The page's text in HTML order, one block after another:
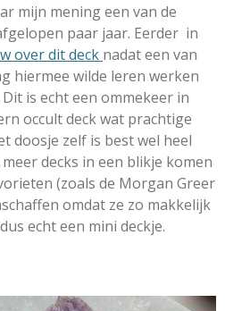
mijn mening een van de
paar jaar. Eerder in
over dit deck nadat een van
hiermee wilde leren werken
is echt een ommekeer in
occult deck wat prachtige
doosje zelf is best wel heel
decks in een blikje komen
(zoals de Morgan Greer
omdat ze zo makkelijk
echt een mini deckje.